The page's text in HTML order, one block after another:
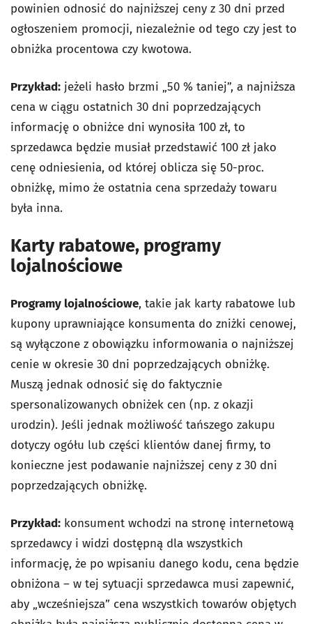
powinien odnosić do najniższej ceny z 30 dni przed
ogłoszeniem promocji, niezależnie od tego czy jest to
obniżka procentowa czy kwotowa.
Przykład: jeżeli hasło brzmi „50 % taniej”, a najniższa
cena w ciągu ostatnich 30 dni poprzedzających
informację o obniżce dni wynosiła 100 zł, to
sprzedawca będzie musiał przedstawić 100 zł jako
cenę odniesienia, od której oblicza się 50-proc.
obniżkę, mimo że ostatnia cena sprzedaży towaru
była inna.
Karty rabatowe, programy
lojalnościowe
Programy lojalnościowe, takie jak karty rabatowe lub
kupony uprawniające konsumenta do zniżki cenowej,
są wyłączone z obowiązku informowania o najniższej
cenie w okresie 30 dni poprzedzających obniżkę.
Muszą jednak odnosić się do faktycznie
spersonalizowanych obniżek cen (np. z okazji
urodzin). Jeśli jednak możliwość tańszego zakupu
dotyczy ogółu lub części klientów danej firmy, to
konieczne jest podawanie najniższej ceny z 30 dni
poprzedzających obniżkę.
Przykład: konsument wchodzi na stronę internetową
sprzedawcy i widzi dostępną dla wszystkich
informację, że po wpisaniu danego kodu, cena będzie
obniżona – w tej sytuacji sprzedawca musi zapewnić,
aby „wcześniejsza” cena wszystkich towarów objętych